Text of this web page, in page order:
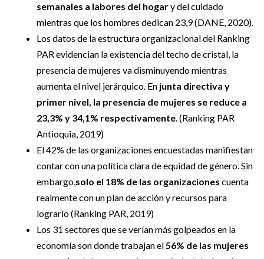
semanales a labores del hogary del cuidado
mientras que los hombres dedican 23,9 (DANE, 2020).
Los datos de la estructura organizacional del Ranking
PAR evidencian la existencia del techo de cristal, la
presencia de mujeres va disminuyendo mientras
aumenta el nivel jerárquico. En junta directiva y
primer nivel, la presencia de mujeres se reduce a
23,3% y 34,1% respectivamente. (Ranking PAR
Antioquia, 2019)
El 42% de las organizaciones encuestadas manifiestan
contar con una política clara de equidad de género. Sin
embargo,solo el 18% de las organizaciones cuenta
realmente con un plan de acción y recursos para
lograrlo (Ranking PAR, 2019)
Los 31 sectores que se verían más golpeados en la
economía son donde trabajan el56% de las mujeres